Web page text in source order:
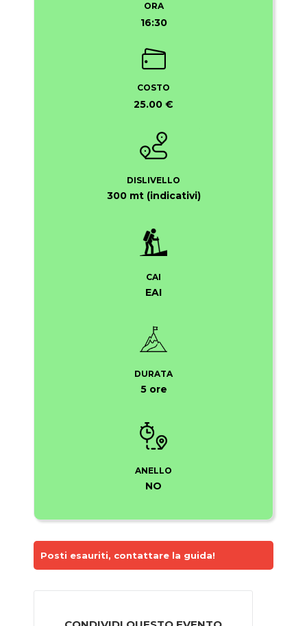
ORA
16:30
COSTO
25.00 €
DISLIVELLO
300 mt (indicativi)
CAI
EAI
DURATA
5 ore
ANELLO
NO
Posti esauriti, contattare la guida!